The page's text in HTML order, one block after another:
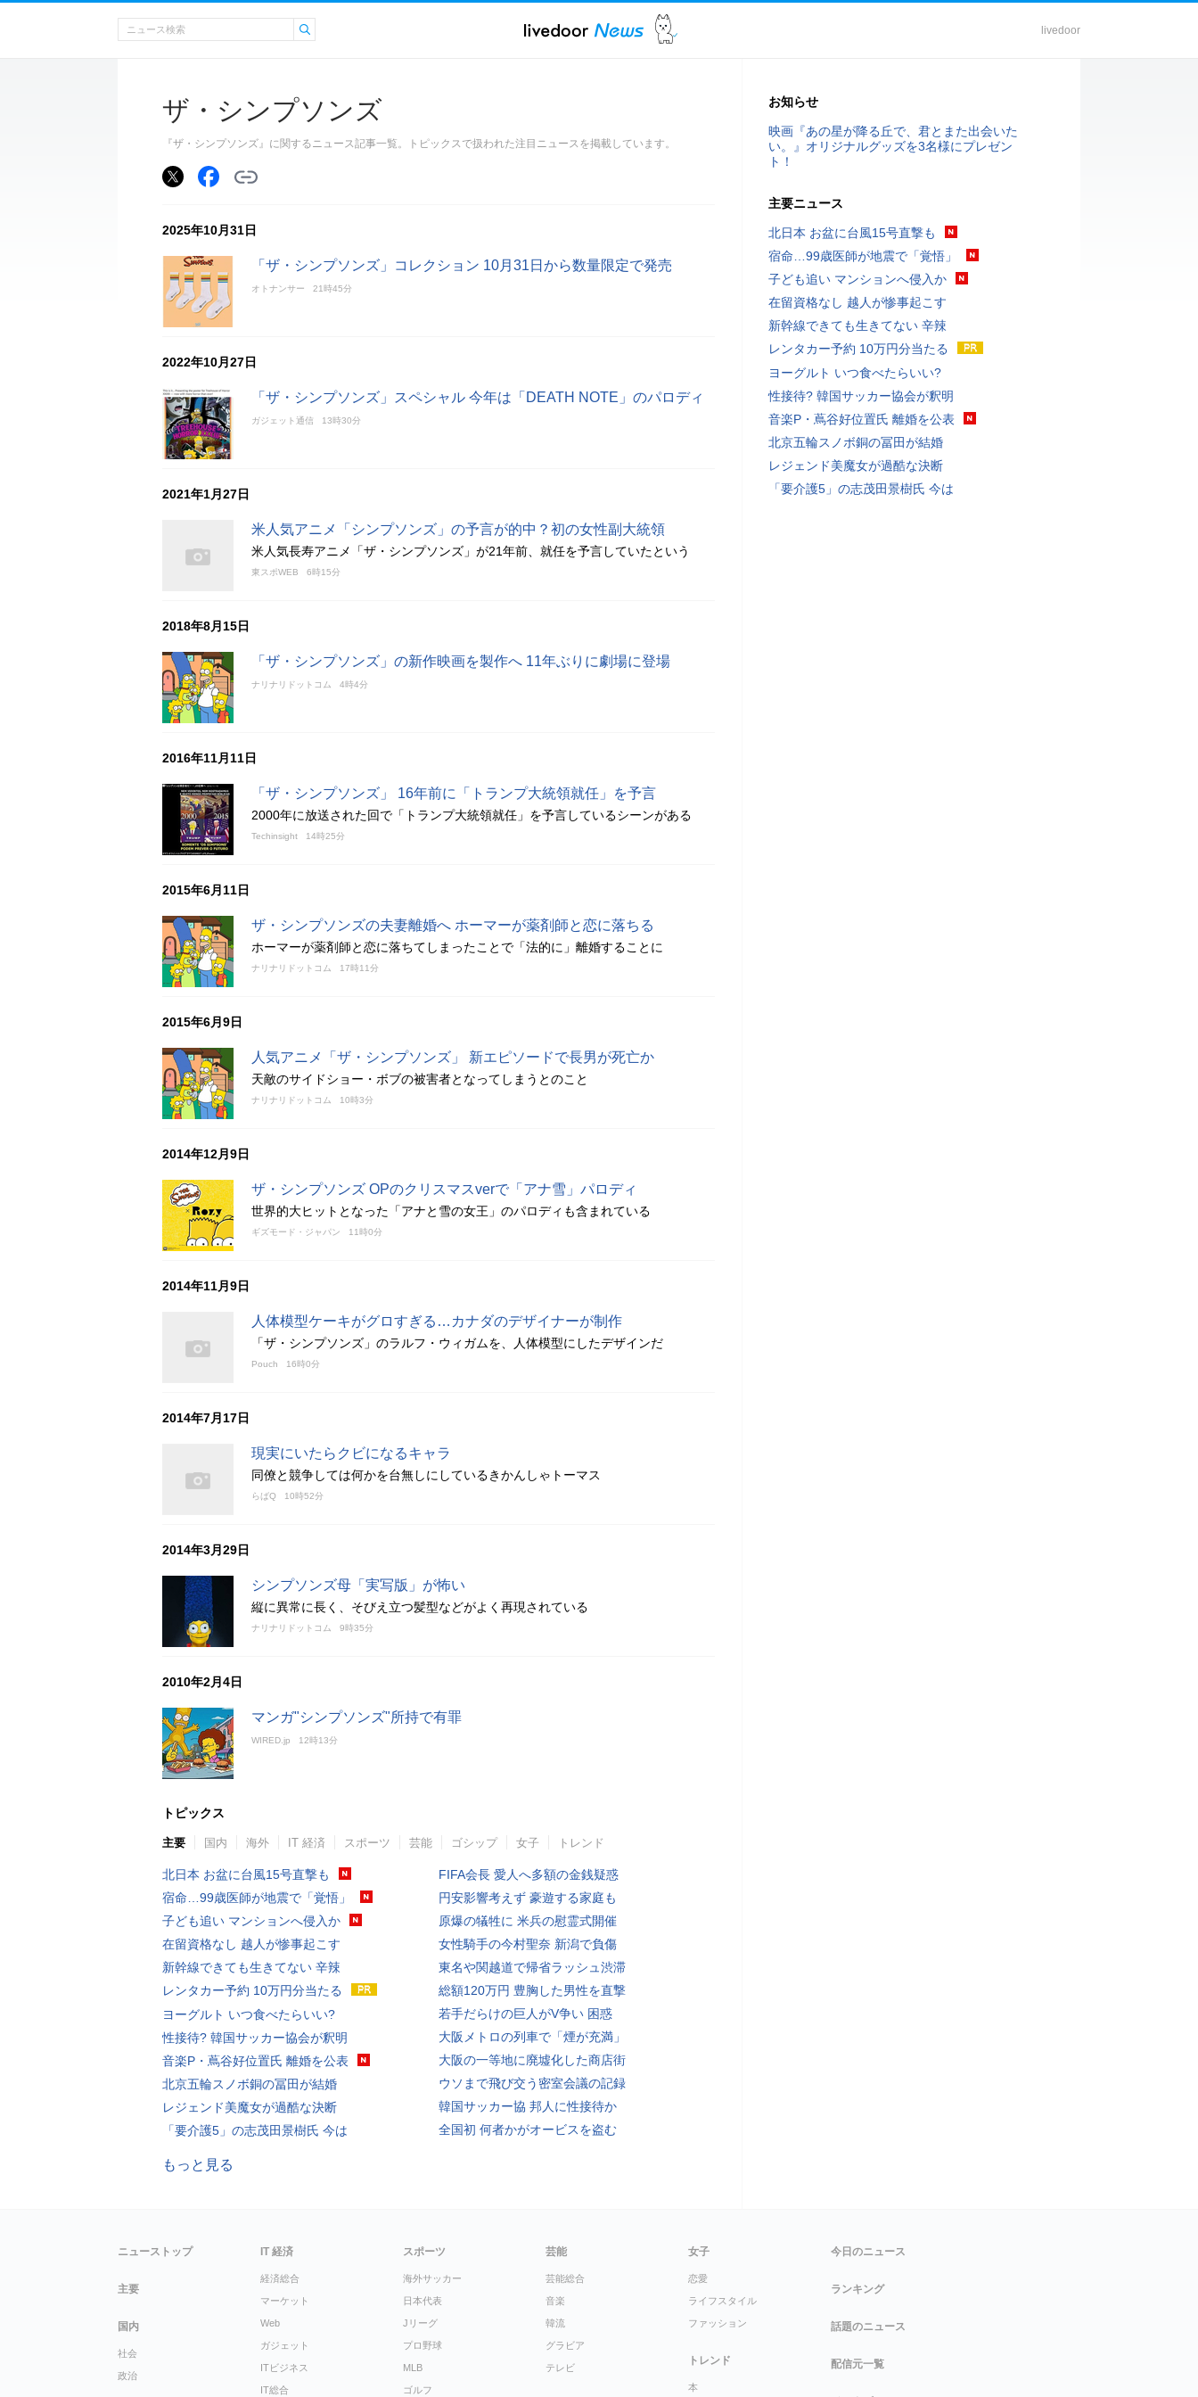
livedoor
ザ・シンプソンズ
『ザ・シンプソンズ』に関するニュース記事一覧。トピックスで扱われた注目ニュースを掲載しています。
2025年10月31日
「ザ・シンプソンズ」コレクション 10月31日から数量限定で発売
オトナンサー 21時45分
2022年10月27日
「ザ・シンプソンズ」スペシャル 今年は「DEATH NOTE」のパロディ
ガジェット通信 13時30分
2021年1月27日
米人気アニメ「シンプソンズ」の予言が的中？初の女性副大統領
米人気長寿アニメ「ザ・シンプソンズ」が21年前、就任を予言していたという
東スポWEB 6時15分
2018年8月15日
「ザ・シンプソンズ」の新作映画を製作へ 11年ぶりに劇場に登場
ナリナリドットコム 4時4分
2016年11月11日
「ザ・シンプソンズ」 16年前に「トランプ大統領就任」を予言
2000年に放送された回で「トランプ大統領就任」を予言しているシーンがある
Techinsight 14時25分
2015年6月11日
ザ・シンプソンズの夫妻離婚へ ホーマーが薬剤師と恋に落ちる
ホーマーが薬剤師と恋に落ちてしまったことで「法的に」離婚することに
ナリナリドットコム 17時11分
2015年6月9日
人気アニメ「ザ・シンプソンズ」 新エピソードで長男が死亡か
天敵のサイドショー・ボブの被害者となってしまうとのこと
ナリナリドットコム 10時3分
2014年12月9日
ザ・シンプソンズ OPのクリスマスverで「アナ雪」パロディ
世界的大ヒットとなった「アナと雪の女王」のパロディも含まれている
ギズモード・ジャパン 11時0分
2014年11月9日
人体模型ケーキがグロすぎる…カナダのデザイナーが制作
「ザ・シンプソンズ」のラルフ・ウィガムを、人体模型にしたデザインだ
Pouch 16時0分
2014年7月17日
現実にいたらクビになるキャラ
同僚と競争しては何かを台無しにしているきかんしゃトーマス
らばQ 10時52分
2014年3月29日
シンプソンズ母「実写版」が怖い
縦に異常に長く、そびえ立つ髪型などがよく再現されている
ナリナリドットコム 9時35分
2010年2月4日
マンガ"シンプソンズ"所持で有罪
WIRED.jp 12時13分
トピックス
主要 国内 海外 IT 経済 スポーツ 芸能 ゴシップ 女子 トレンド
北日本 お盆に台風15号直撃も
宿命…99歳医師が地震で「覚悟」
子ども追い マンションへ侵入か
在留資格なし 越人が惨事起こす
新幹線できても生きてない 辛辣
レンタカー予約 10万円分当たる
ヨーグルト いつ食べたらいい?
性接待? 韓国サッカー協会が釈明
音楽P・蔦谷好位置氏 離婚を公表
北京五輪スノボ銅の冨田が結婚
レジェンド美魔女が過酷な決断
「要介護5」の志茂田景樹氏 今は
FIFA会長 愛人へ多額の金銭疑惑
円安影響考えず 豪遊する家庭も
原爆の犠牲に 米兵の慰霊式開催
女性騎手の今村聖奈 新潟で負傷
東名や関越道で帰省ラッシュ渋滞
総額120万円 豊胸した男性を直撃
若手だらけの巨人がV争い 困惑
大阪メトロの列車で「煙が充満」
大阪の一等地に廃墟化した商店街
ウソまで飛び交う密室会議の記録
韓国サッカー協 邦人に性接待か
全国初 何者かがオービスを盗む
もっと見る
お知らせ
映画『あの星が降る丘で、君とまた出会いた
い。』オリジナルグッズを3名様にプレゼン
ト！
主要ニュース
北日本 お盆に台風15号直撃も
宿命…99歳医師が地震で「覚悟」
子ども追い マンションへ侵入か
在留資格なし 越人が惨事起こす
新幹線できても生きてない 辛辣
レンタカー予約 10万円分当たる
ヨーグルト いつ食べたらいい?
性接待? 韓国サッカー協会が釈明
音楽P・蔦谷好位置氏 離婚を公表
北京五輪スノボ銅の冨田が結婚
レジェンド美魔女が過酷な決断
「要介護5」の志茂田景樹氏 今は
ニューストップ
主要
国内
社会
政治
IT 経済
経済総合
マーケット
Web
ガジェット
ITビジネス
IT総合
スポーツ
海外サッカー
日本代表
Jリーグ
プロ野球
MLB
ゴルフ
芸能
芸能総合
音楽
韓流
グラビア
テレビ
女子
恋愛
ライフスタイル
ファッション
トレンド
本
今日のニュース
ランキング
話題のニュース
配信元一覧